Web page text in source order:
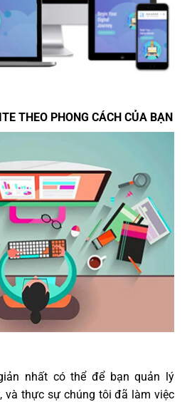
THEO PHONG CÁCH CỦA BẠN
nhất có thể để bạn quản lý
và thực sự chúng tôi đã làm việc